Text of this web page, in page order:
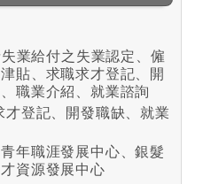
業給付之失業認定、僱
貼、求職求才登記、開
職業介紹、就業諮詢
登記、開發職缺、就業
年職涯發展中心、銀髮
資源發展中心